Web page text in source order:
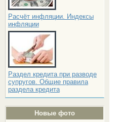
Расчёт инфляции. Индексы
инфляции
Раздел кредита при разводе
супругов. Общие правила
раздела кредита
Новые фото